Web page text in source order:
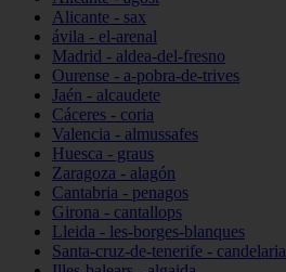
Alicante - sax
ávila - el-arenal
Madrid - aldea-del-fresno
Ourense - a-pobra-de-trives
Jaén - alcaudete
Cáceres - coria
Valencia - almussafes
Huesca - graus
Zaragoza - alagón
Cantabria - penagos
Girona - cantallops
Lleida - les-borges-blanques
Santa-cruz-de-tenerife - candelaria